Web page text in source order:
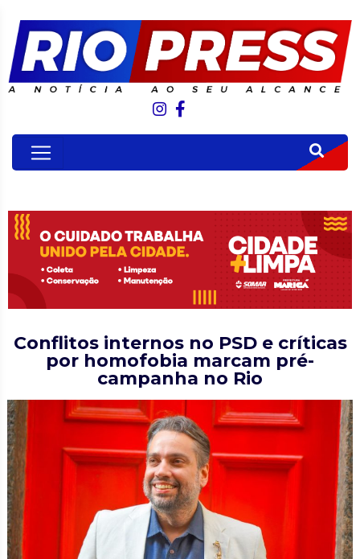
Conflitos internos no PSD e críticas
por homofobia marcam pré-
campanha no Rio